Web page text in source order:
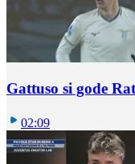
Gattuso si gode
02:09